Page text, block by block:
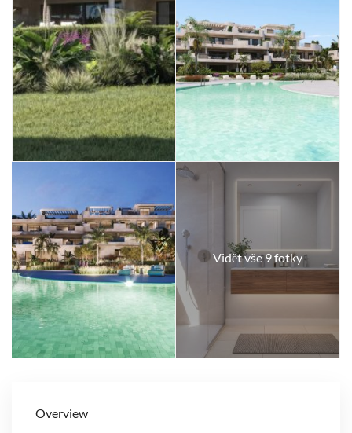
Vidět vše 9 fotky
Overview